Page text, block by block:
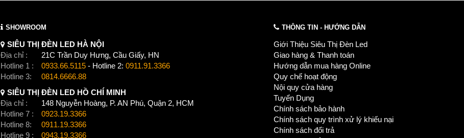
SHOWROOM
SIÊU THỊ ĐÈN LED HÀ NỘI
Địa chỉ :
21C Trần Duy Hưng, Cầu Giấy, HN
Hotline 1 :
0933.66.5115 - Hotline 2: 0911.91.3366
Hotline 3:
0814.6666.88
SIÊU THỊ ĐÈN LED HỒ CHÍ MINH
Địa chỉ :
148 Nguyễn Hoàng, P. AN Phú, Quận 2, HCM
Hotline 7 :
0923.19.3366
Hotline 8:
0911.19.3366
Hotline 9 :
0943.19.3366
THÔNG TIN - HƯỚNG DẪN
Giới Thiệu Siêu Thị Đèn Led
Giao hàng & Thanh toán
Hướng dẫn mua hàng Online
Quy chế hoạt động
Nội quy cửa hàng
Tuyển Dụng
Chính sách bảo hành
Chính sách quy trình xử lý khiếu nại
Chính sách đổi trả